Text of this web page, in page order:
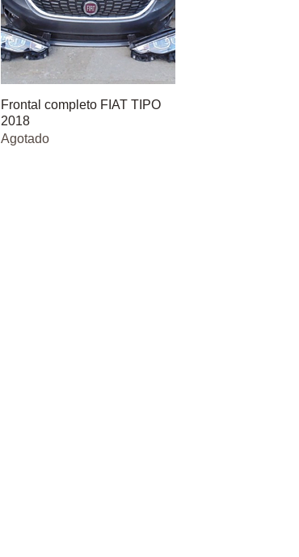
Vista rápida
Frontal completo FIAT TIPO
2018
Agotado